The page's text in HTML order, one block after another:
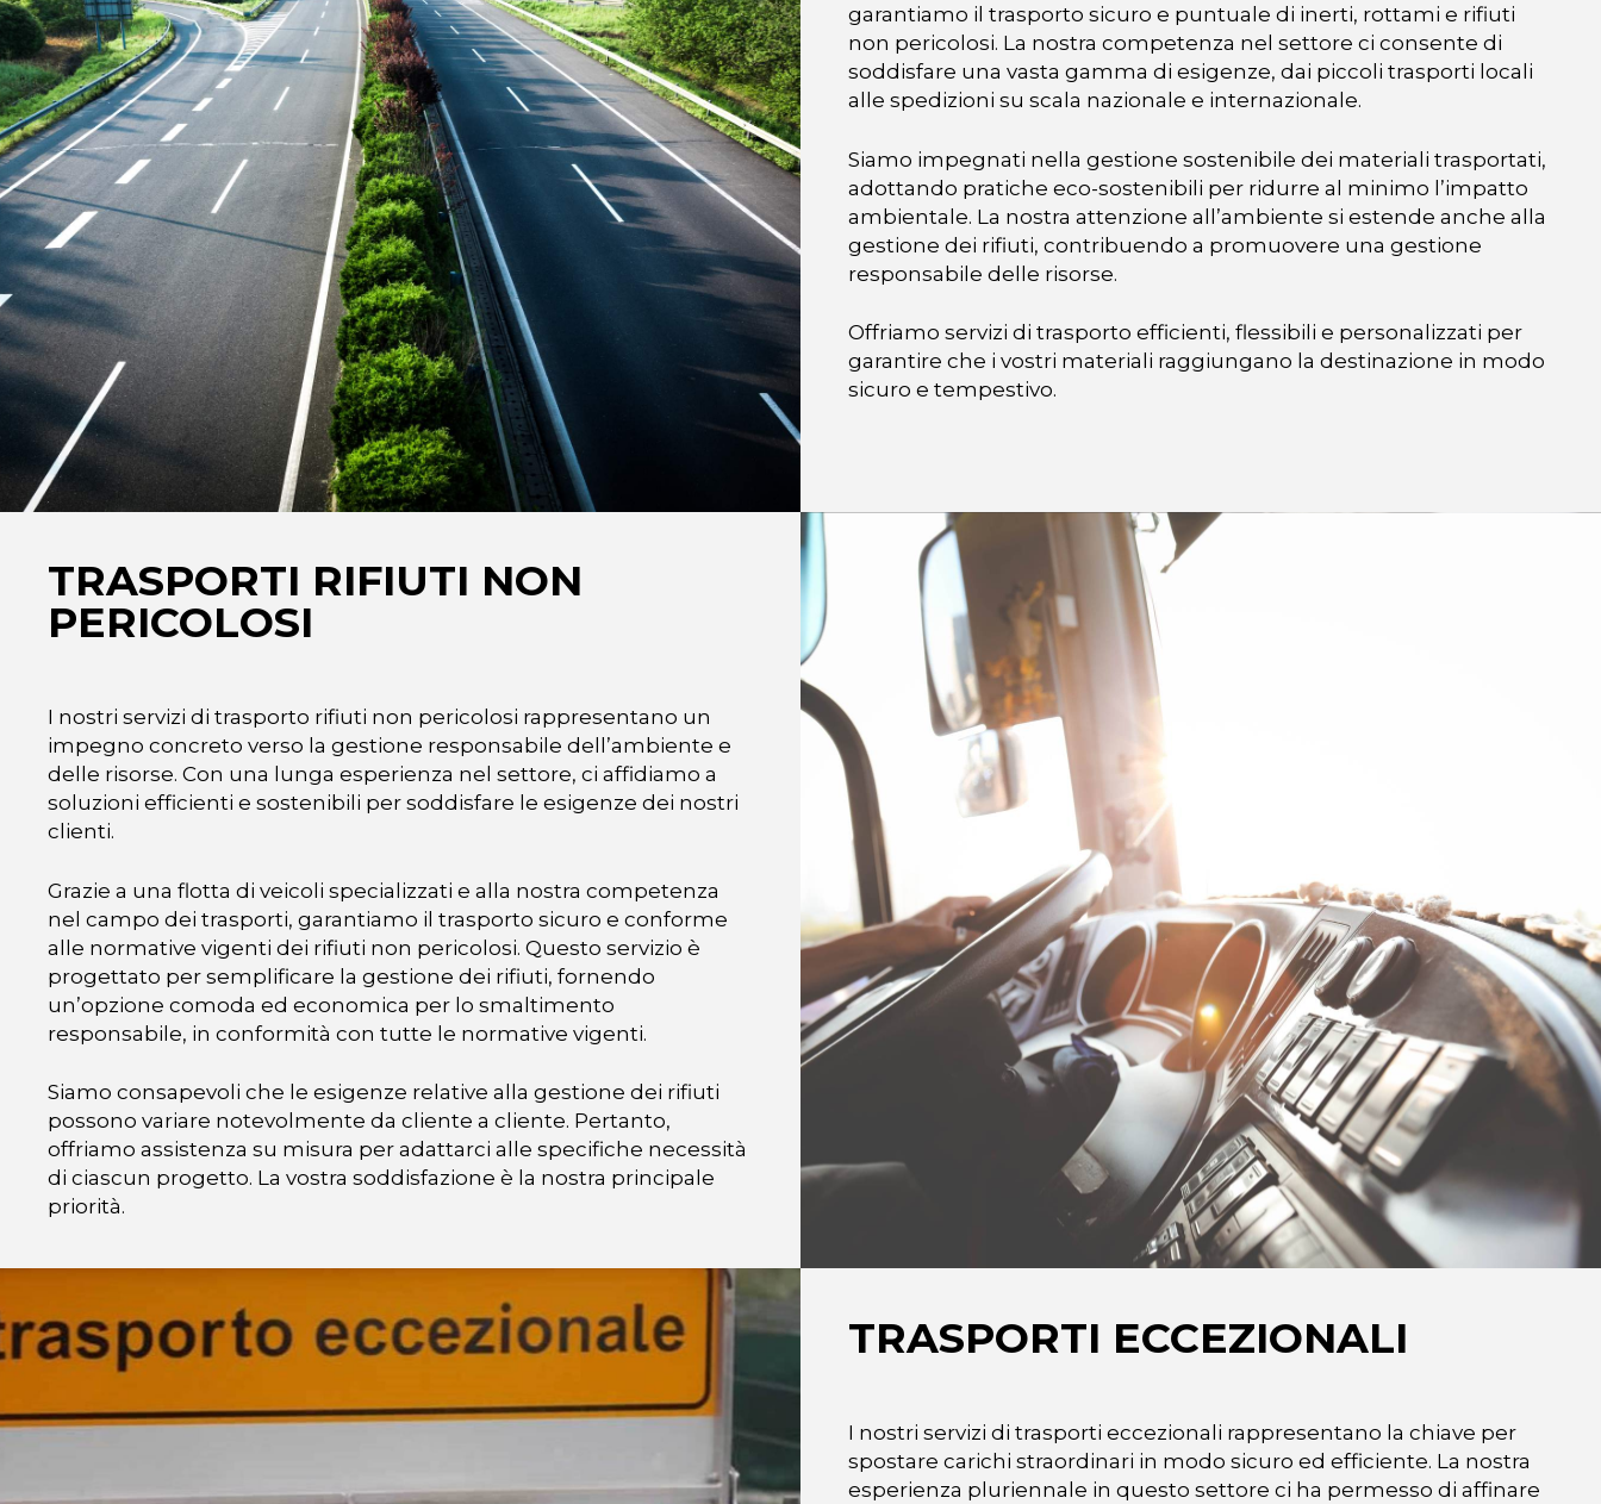
garantiamo il trasporto sicuro e puntuale di inerti, rottami e rifiuti
non pericolosi. La nostra competenza nel settore ci consente di
soddisfare una vasta gamma di esigenze, dai piccoli trasporti locali
alle spedizioni su scala nazionale e internazionale.
Siamo impegnati nella gestione sostenibile dei materiali trasportati,
adottando pratiche eco-sostenibili per ridurre al minimo l’impatto
ambientale. La nostra attenzione all’ambiente si estende anche alla
gestione dei rifiuti, contribuendo a promuovere una gestione
responsabile delle risorse.
Offriamo servizi di trasporto efficienti, flessibili e personalizzati per
garantire che i vostri materiali raggiungano la destinazione in modo
sicuro e tempestivo.
TRASPORTI RIFIUTI NON
PERICOLOSI
I nostri servizi di trasporto rifiuti non pericolosi rappresentano un
impegno concreto verso la gestione responsabile dell’ambiente e
delle risorse. Con una lunga esperienza nel settore, ci affidiamo a
soluzioni efficienti e sostenibili per soddisfare le esigenze dei nostri
clienti.
Grazie a una flotta di veicoli specializzati e alla nostra competenza
nel campo dei trasporti, garantiamo il trasporto sicuro e conforme
alle normative vigenti dei rifiuti non pericolosi. Questo servizio è
progettato per semplificare la gestione dei rifiuti, fornendo
un’opzione comoda ed economica per lo smaltimento
responsabile, in conformità con tutte le normative vigenti.
Siamo consapevoli che le esigenze relative alla gestione dei rifiuti
possono variare notevolmente da cliente a cliente. Pertanto,
offriamo assistenza su misura per adattarci alle specifiche necessità
di ciascun progetto. La vostra soddisfazione è la nostra principale
priorità.
TRASPORTI ECCEZIONALI
I nostri servizi di trasporti eccezionali rappresentano la chiave per
spostare carichi straordinari in modo sicuro ed efficiente. La nostra
esperienza pluriennale in questo settore ci ha permesso di affinare